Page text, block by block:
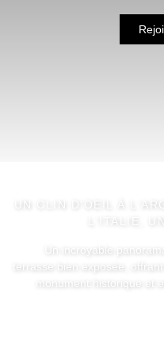
UN CLIN D'OEIL À
L'ITALIE,
Un incroyable
terrasse bien exposée,
monument historique et